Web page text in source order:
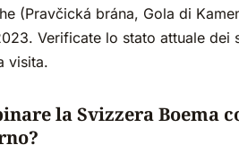
(Pravčická brána, Gola di
Verificate lo stato attuale dei
visita.
la Svizzera Boema